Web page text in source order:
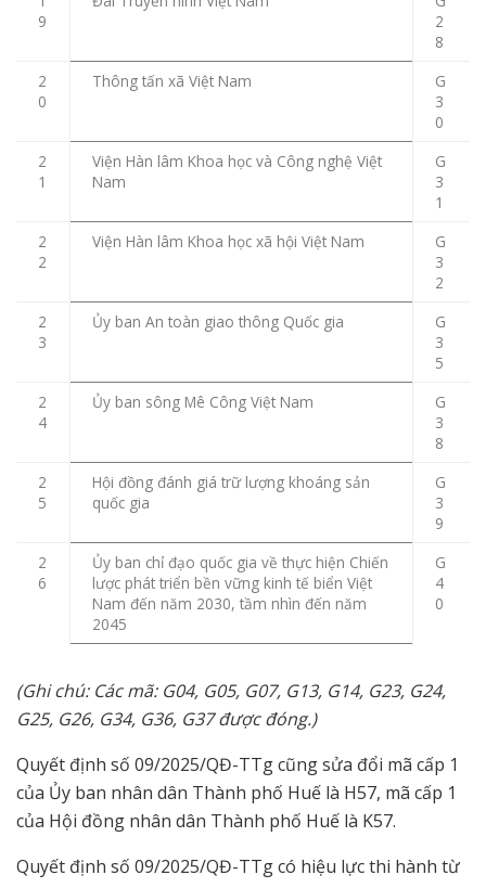
9
2
8
2
0
Thông tấn xã Việt Nam
G
3
0
2
1
Viện Hàn lâm Khoa học và Công nghệ Việt
Nam
G
3
1
2
2
Viện Hàn lâm Khoa học xã hội Việt Nam
G
3
2
2
3
Ủy ban An toàn giao thông Quốc gia
G
3
5
2
4
Ủy ban sông Mê Công Việt Nam
G
3
8
2
5
Hội đồng đánh giá trữ lượng khoáng sản
quốc gia
G
3
9
2
6
Ủy ban chỉ đạo quốc gia về thực hiện Chiến
lược phát triển bền vững kinh tế biển Việt
Nam đến năm 2030, tầm nhìn đến năm
2045
G
4
0
(Ghi chú: Các mã: G04, G05, G07, G13, G14, G23, G24,
G25, G26, G34, G36, G37 được đóng.)
Quyết định số 09/2025/QĐ-TTg cũng sửa đổi mã cấp 1
của Ủy ban nhân dân Thành phố Huế là H57, mã cấp 1
của Hội đồng nhân dân Thành phố Huế là K57.
Quyết định số 09/2025/QĐ-TTg có hiệu lực thi hành từ